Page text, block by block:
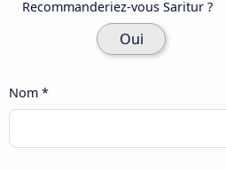
Recommanderiez-vous Saritur ?
Oui
Nom *